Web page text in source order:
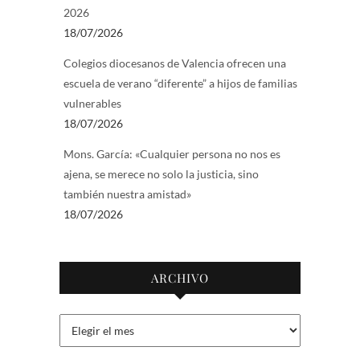
2026
18/07/2026
Colegios diocesanos de Valencia ofrecen una
escuela de verano “diferente” a hijos de familias
vulnerables
18/07/2026
Mons. García: «Cualquier persona no nos es
ajena, se merece no solo la justicia, sino
también nuestra amistad»
18/07/2026
ARCHIVO